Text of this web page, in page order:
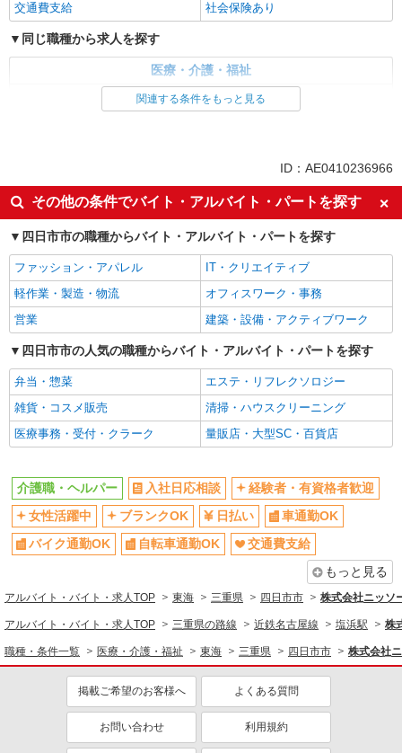
交通費支給
社会保険あり
同じ職種から求人を探す
医療・介護・福祉
交通費支給
社会保険あり
関連する条件をもっと見る
ID：AE0410236966
その他の条件でバイト・アルバイト・パートを探す
四日市市の職種からバイト・アルバイト・パートを探す
ファッション・アパレル
IT・クリエイティブ
軽作業・製造・物流
オフィスワーク・事務
営業
建築・設備・アクティブワーク
四日市市の人気の職種からバイト・アルバイト・パートを探す
弁当・惣菜
エステ・リフレクソロジー
雑貨・コスメ販売
清掃・ハウスクリーニング
医療事務・受付・クラーク
量販店・大型SC・百貨店
介護職・ヘルパー 入社日応相談
経験者・有資格者歓迎
女性活躍中
ブランクOK 日払い
車通勤OK
バイク通勤OK
自転車通勤OK
交通費支給
もっと見る
アルバイト・バイト・求人TOP 東海 三重県 四日市市 株式会社ニッソ
アルバイト・バイト・求人TOP 三重県の路線 近鉄名古屋線 塩浜駅 株
職種・条件一覧 医療・介護・福祉 東海 三重県 四日市市 株式会社
掲載ご希望のお客様へ よくある質問
お問い合わせ 利用規約